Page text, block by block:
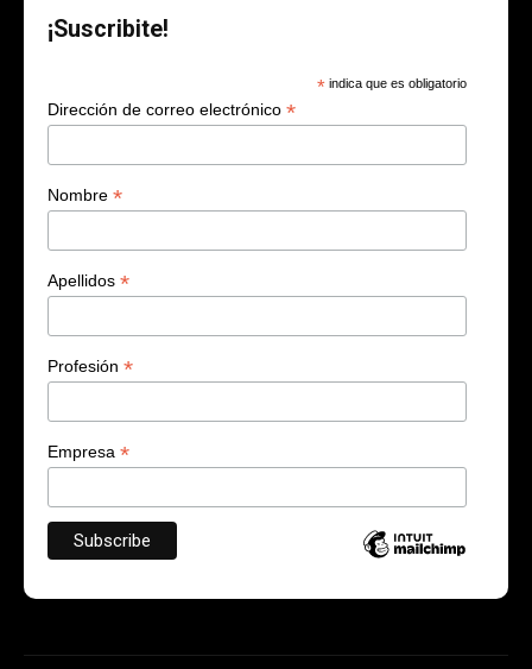
¡Suscribite!
* indica que es obligatorio
Dirección de correo electrónico *
Nombre *
Apellidos *
Profesión *
Empresa *